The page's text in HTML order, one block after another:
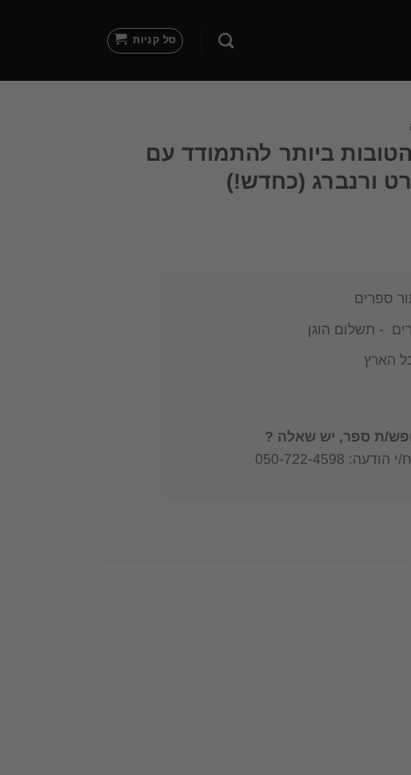
סל קניות
הטובות ביותר להתמודד עם
ורנברג (כחדש!)
ספרים
- תשלום הוגן
הארץ
ת ספר, יש שאלה ?
050-722-4598